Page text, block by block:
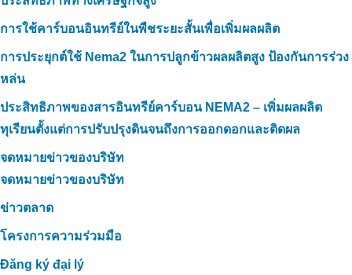
การใช้คาร์บอนอินทรีย์ในพืชระยะสั้นเพื่อเพิ่มผลผลิต
การประยุกต์ใช้ Nema2 ในการปลูกข้าวผลผลิตสูง ป้องกันการร่วง
หล่น
ประสิทธิภาพของสารอินทรีย์คาร์บอน NEMA2 – เพิ่มผลผลิต
ทุเรียนตั้งแต่การปรับปรุงดินจนถึงการออกดอกและติดผล
จดหมายข่าวของบริษัท
จดหมายข่าวของบริษัท
ข่าวตลาด
โครงการความร่วมมือ
Đăng ký đại lý